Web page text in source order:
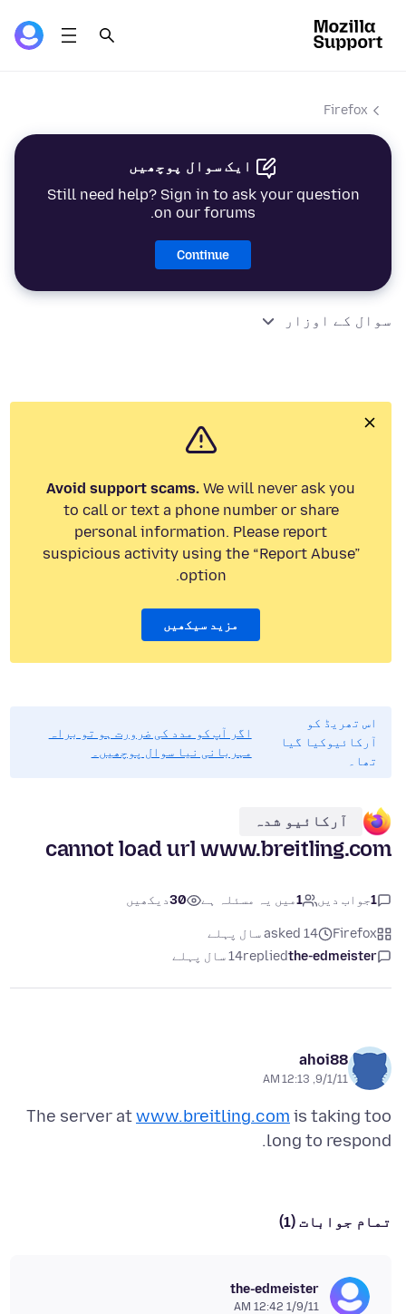
Firefox
ایک سوال پوچھیں
Still need help? Sign in to ask your question
on our forums.
Continue
سوال کے اوزار
Avoid support scams. We will never ask you
to call or text a phone number or share
personal information. Please report
suspicious activity using the “Report Abuse”
option.
مزید سیکھیں
اس تھریڈ کو
آرکائیوکیا گیا
تھا۔
اگر آپ کو مدد کی ضرورت ہو تو براہ
مہربانی نیا سوال پوچھیں۔
آرکائیو شدہ
cannot load url www.breitling.com
1جواب دیں 1میں یہ مسئلہ ہے 30دیکھیں
Firefox
asked 14 سال پہلے
the-edmeister
replied14 سال پہلے
ahoi88
9/1/11, 12:13 AM
The server atwww.breitling.com is taking too
long to respond.
تمام جوابات (1)
the-edmeister
1/9/11 12:42 AM